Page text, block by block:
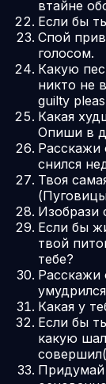
втайне
Если бы
Спой
голосом.
Какую
никто не
guilty
Какая
Опиши в
Расскажи
снился
Твоя
Изобрази
Если бы
твой
тебе?
Расскажи
Какая у
Если бы
какую
Придумай